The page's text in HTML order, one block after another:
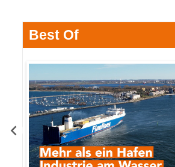
Best Of